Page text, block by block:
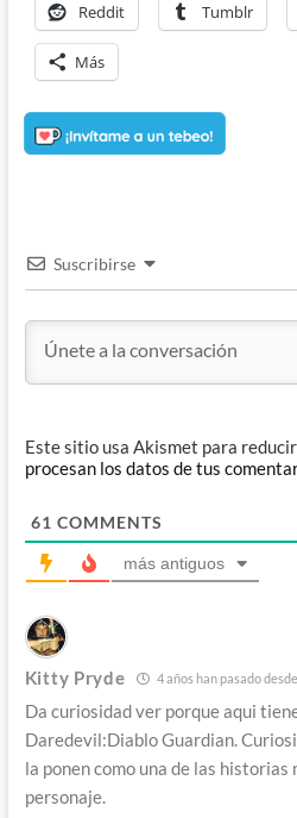
Reddit Tumblr
Más
Suscribirse
Este sitio usa Akismet para
procesan los datos de tus
61 COMMENTS
más antiguos
Kitty Pryde 4 años han pasado
Da curiosidad ver porque aqui
Daredevil:Diablo Guardian.
la ponen como una de las historias
personaje.